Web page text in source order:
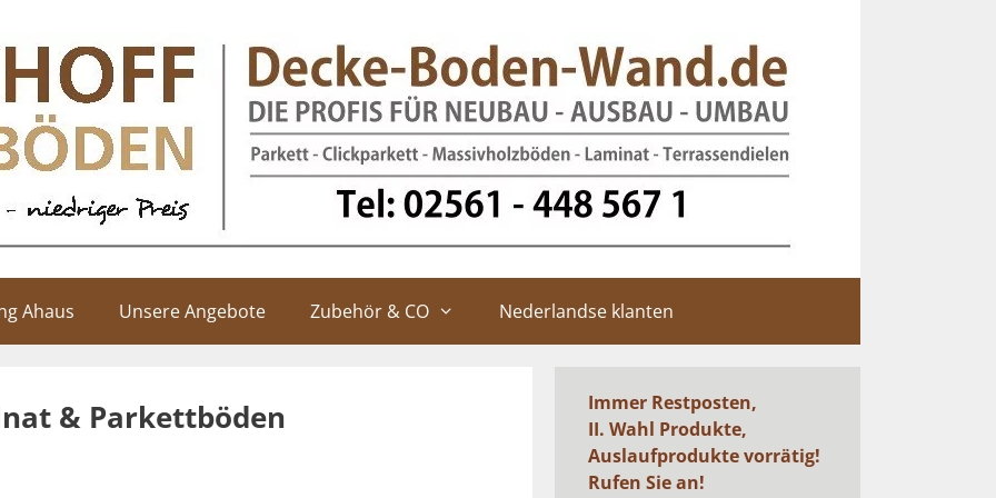
Ahaus Unsere Angebote Zubehör & CO Nederlandse klanten
& Parkettböden
Immer Restposten,
II. Wahl Produkte,
Auslaufprodukte vorrätig!
Rufen Sie an!